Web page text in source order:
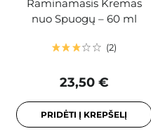
Raminamasis Kremas
nuo Spuogų – 60 ml
2
23,50 €
PRIDĖTI Į KREPŠELĮ